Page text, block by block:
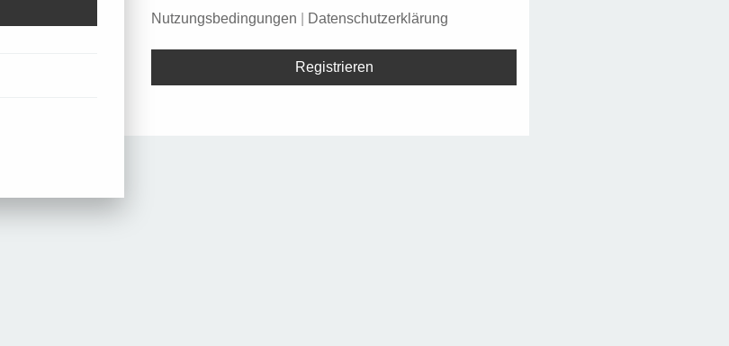
Nutzungsbedingungen Datenschutzerklärung
Registrieren